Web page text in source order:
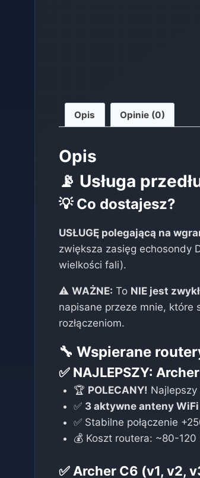
Opis Opinie (0)
Opis
📡 Usługa
💡 Co dostajesz?
USŁUGĘ polegającą na
zwiększa zasięg echosondy
wielkości fali).
⚠️ WAŻNE: To NIE jest
napisane przeze mnie, które
rozłączeniom.
🔧 Wspierane
✅ NAJLEPSZY:
🏆 POLECANY!
✅ 3 aktywne anteny WiFi
✅ Stabilne połączenie
💰 Koszt routera: ~80-120
✅Archer C6 (v1, v2,